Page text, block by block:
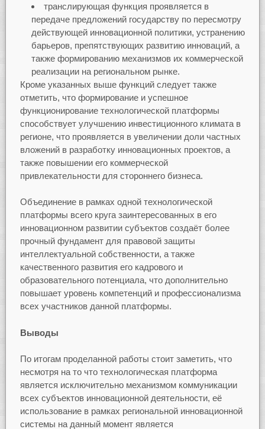
транслирующая функция проявляется в
передаче предложений государству по пересмотру
действующей инновационной политики, устранению
барьеров, препятствующих развитию инноваций, а
также формированию механизмов их коммерческой
реализации на региональном рынке.
Кроме указанных выше функций следует также
отметить, что формирование и успешное
функционирование технологической платформы
способствует улучшению инвестиционного климата в
регионе, что проявляется в увеличении доли частных
вложений в разработку инновационных проектов, а
также повышении его коммерческой
привлекательности для стороннего бизнеса.
Объединение в рамках одной технологической
платформы всего круга заинтересованных в его
инновационном развитии субъектов создаёт более
прочный фундамент для правовой защиты
интеллектуальной собственности, а также
качественного развития его кадрового и
образовательного потенциала, что дополнительно
повышает уровень компетенций и профессионализма
всех участников данной платформы.
Выводы
По итогам проделанной работы стоит заметить, что
несмотря на то что технологическая платформа
является исключительно механизмом коммуникации
всех субъектов инновационной деятельности, её
использование в рамках региональной инновационной
системы на данный момент является